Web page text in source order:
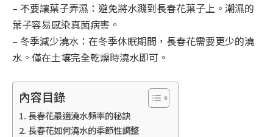
– 不要讓葉子弄濕：避免將水濺到長春花葉子上。潮濕的
葉子容易感染真菌病害。
– 冬季減少澆水：在冬季休眠期間，長春花需要更少的澆
水。僅在土壤完全乾燥時澆水即可。
內容目錄
長春花最適澆水頻率的秘訣
長春花如何澆水的季節性調整